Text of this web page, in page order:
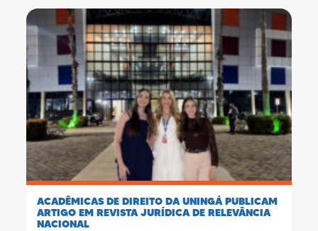
ACADÊMICAS DE DIREITO DA UNINGÁ PUBLICAM
ARTIGO EM REVISTA JURÍDICA DE RELEVÂNCIA
NACIONAL